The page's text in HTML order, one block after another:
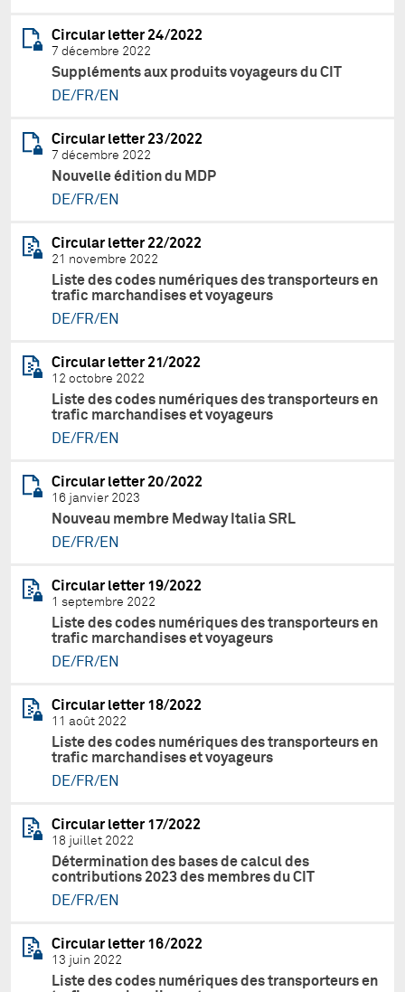
Circular letter 24/2022
7 décembre 2022
Suppléments aux produits voyageurs du CIT
DE/FR/EN
Circular letter 23/2022
7 décembre 2022
Nouvelle édition du MDP
DE/FR/EN
Circular letter 22/2022
21 novembre 2022
Liste des codes numériques des transporteurs en
trafic marchandises et voyageurs
DE/FR/EN
Circular letter 21/2022
12 octobre 2022
Liste des codes numériques des transporteurs en
trafic marchandises et voyageurs
DE/FR/EN
Circular letter 20/2022
16 janvier 2023
Nouveau membre Medway Italia SRL
DE/FR/EN
Circular letter 19/2022
1 septembre 2022
Liste des codes numériques des transporteurs en
trafic marchandises et voyageurs
DE/FR/EN
Circular letter 18/2022
11 août 2022
Liste des codes numériques des transporteurs en
trafic marchandises et voyageurs
DE/FR/EN
Circular letter 17/2022
18 juillet 2022
Détermination des bases de calcul des
contributions 2023 des membres du CIT
DE/FR/EN
Circular letter 16/2022
13 juin 2022
Liste des codes numériques des transporteurs en